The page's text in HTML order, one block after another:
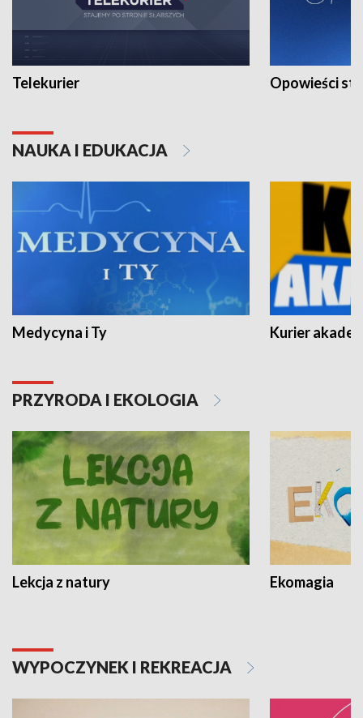
Telekurier Opowieści
NAUKA I EDUKACJA
Medycyna i Ty Kurier
PRZYRODA I EKOLOGIA
Lekcja z natury Ekomagia
WYPOCZYNEK I REKREACJA